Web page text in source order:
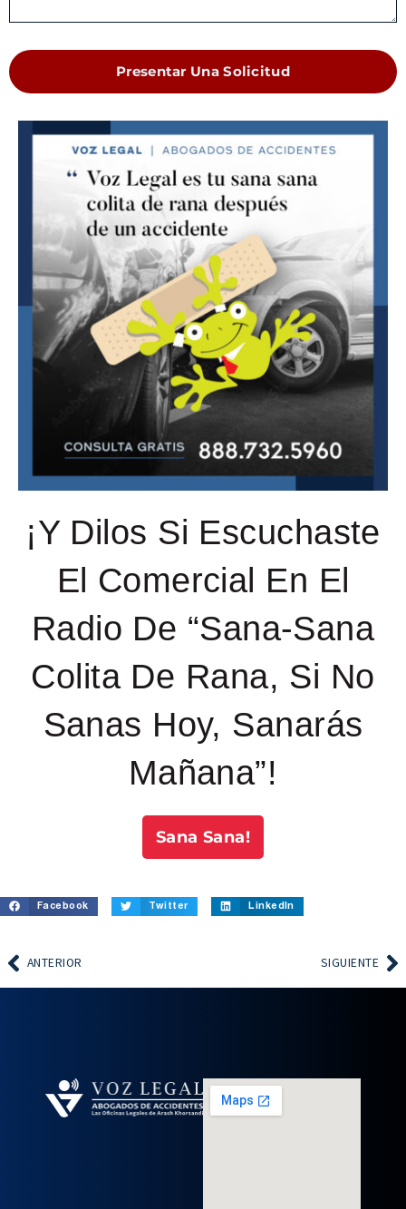
Presentar Una Solicitud
¡Y Dilos Si Escuchaste
El Comercial En El
Radio De “Sana-Sana
Colita De Rana, Si No
Sanas Hoy, Sanarás
Mañana”!
Sana Sana!
Facebook Twitter LinkedIn
ANTERIOR SIGUIENTE